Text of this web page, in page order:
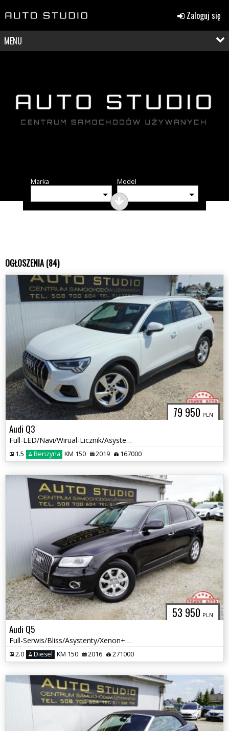
Zaloguj się
MENU
Marka Model
OGŁOSZENIA (84)
79 950 PLN
Audi Q3
Full-LED/Navi/Wirual-Licznik/Asystenty/Grzane-Fotele/+Koła-Zimowe
1.5 Benzyna KM 150 2019 167000
53 950 PLN
Audi Q5
Full-Serwis/Bliss/Asystenty/Xenon+LED/Duża-Navi/Grzane-Fotele
2.0 Diesel KM 150 2016 271000